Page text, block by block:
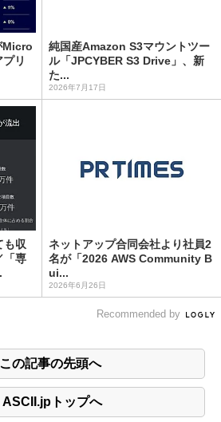
Micro
リ
純国産Amazon S3マウントツー
ル「JPCYBER S3 Drive」、新
た...
2026年7月17日
も収
「専
ネットアップ合同会社より社員2
名が「2026 AWS Community B
ui...
2026年6月26日
Recommended by
この記事の先頭へ
ASCII.jpトップへ